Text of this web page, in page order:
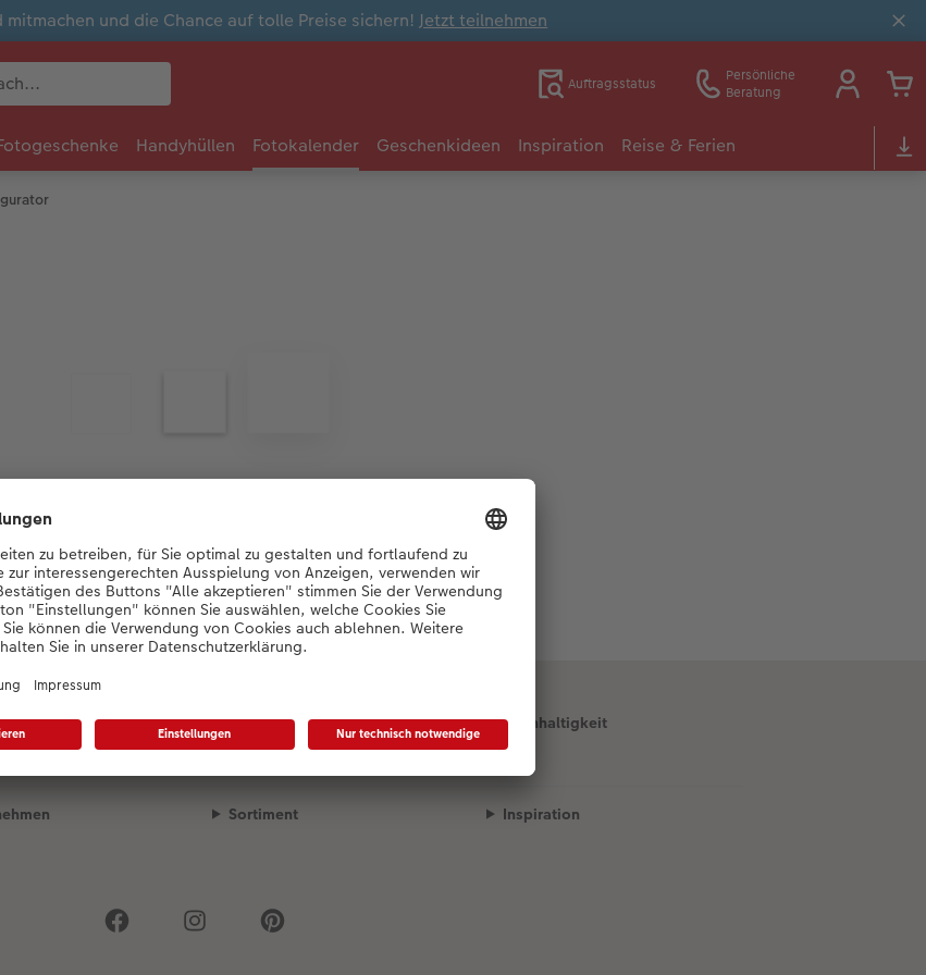
mitmachen und die Chance auf tolle Preise sichern!Jetzt teilnehmen
Auftragsstatus
Persönliche
Beratung
Handyhüllen Fotokalender Geschenkideen Inspiration Reise & Ferien
Konfigurator wird geladen...
Versandpartner Qualität & Sicherheit Nachhaltigkeit
Sortiment Inspiration